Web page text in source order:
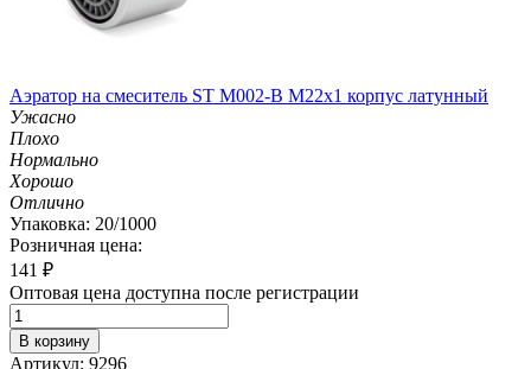
Аэратор на смеситель ST М002-B М22х1 корпус латунный
Ужасно
Плохо
Нормально
Хорошо
Отлично
Упаковка: 20/1000
Розничная цена:
141 ₽
Оптовая цена доступна после регистрации
В корзину
Артикул: 9296